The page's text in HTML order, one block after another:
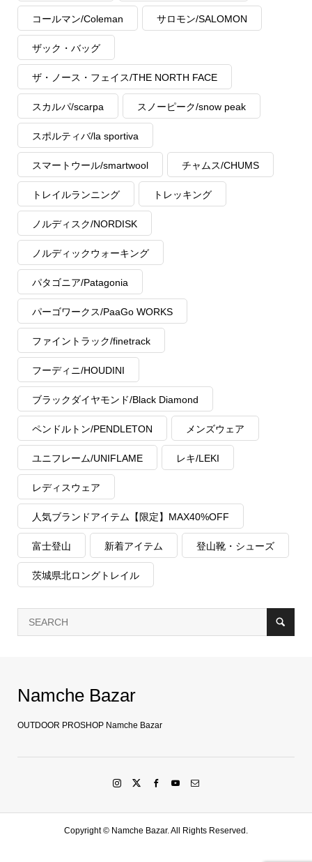
コールマン/Coleman サロモン/SALOMON
ザック・バッグ
ザ・ノース・フェイス/THE NORTH FACE
スカルパ/scarpa スノーピーク/snow peak
スポルティバ/la sportiva
スマートウール/smartwool チャムス/CHUMS
トレイルランニング トレッキング
ノルディスク/NORDISK
ノルディックウォーキング
パタゴニア/Patagonia
パーゴワークス/PaaGo WORKS
ファイントラック/finetrack
フーディニ/HOUDINI
ブラックダイヤモンド/Black Diamond
ペンドルトン/PENDLETON メンズウェア
ユニフレーム/UNIFLAME レキ/LEKI
レディスウェア
人気ブランドアイテム【限定】MAX40%OFF
富士登山 新着アイテム 登山靴・シューズ
茨城県北ロングトレイル
Namche Bazar
OUTDOOR PROSHOP Namche Bazar
Copyright © Namche Bazar. All Rights Reserved.